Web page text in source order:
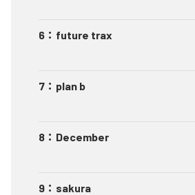
6 ： future trax
7 ： plan b
8 ： December
9 ： sakura